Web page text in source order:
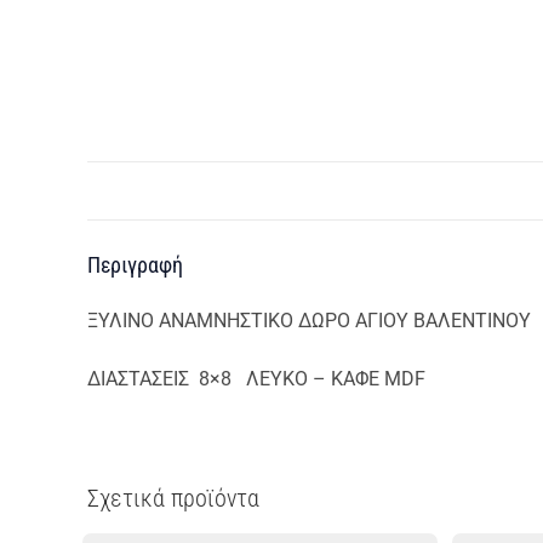
Περιγραφή
ΞΥΛΙΝΟ ΑΝΑΜΝΗΣΤΙΚΟ ΔΩΡΟ ΑΓΙΟΥ ΒΑΛΕΝΤΙΝΟΥ
ΔΙΑΣΤΑΣΕΙΣ 8×8 ΛΕΥΚΟ – ΚΑΦΕ MDF
Σχετικά προϊόντα